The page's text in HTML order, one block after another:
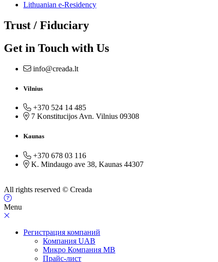
Lithuanian e-Residency
Trust / Fiduciary
Get in Touch with Us
info@creada.lt
Vilnius
+370 524 14 485
7 Konstitucijos Avn. Vilnius 09308
Kaunas
+370 678 03 116
K. Mindaugo ave 38, Kaunas 44307
All rights reserved © Creada
Menu
Регистрация компаний
Компания UAB
Микро Компания MB
Прайс-лист